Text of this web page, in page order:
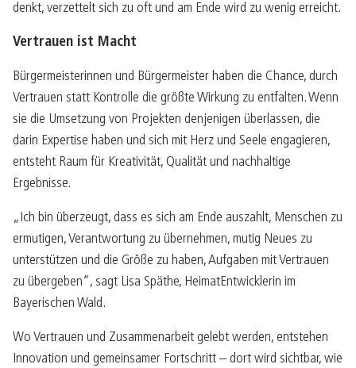
denkt, verzettelt sich zu oft und am Ende wird zu wenig erreicht.
Vertrauen ist Macht
Bürgermeisterinnen und Bürgermeister haben die Chance, durch
Vertrauen statt Kontrolle die größte Wirkung zu entfalten. Wenn
sie die Umsetzung von Projekten denjenigen überlassen, die
darin Expertise haben und sich mit Herz und Seele engagieren,
entsteht Raum für Kreativität, Qualität und nachhaltige
Ergebnisse.
„Ich bin überzeugt, dass es sich am Ende auszahlt, Menschen zu
ermutigen, Verantwortung zu übernehmen, mutig Neues zu
unterstützen und die Größe zu haben, Aufgaben mit Vertrauen
zu übergeben“, sagt Lisa Späthe, HeimatEntwicklerin im
Bayerischen Wald.
Wo Vertrauen und Zusammenarbeit gelebt werden, entstehen
Innovation und gemeinsamer Fortschritt – dort wird sichtbar, wie